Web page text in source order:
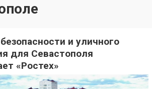
и уличного
для Севастополя
«Ростех»